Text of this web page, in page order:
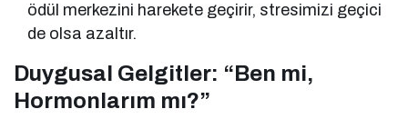
ödül merkezini harekete geçirir, stresimizi geçici
de olsa azaltır.
Duygusal Gelgitler: “Ben mi,
Hormonlarım mı?”